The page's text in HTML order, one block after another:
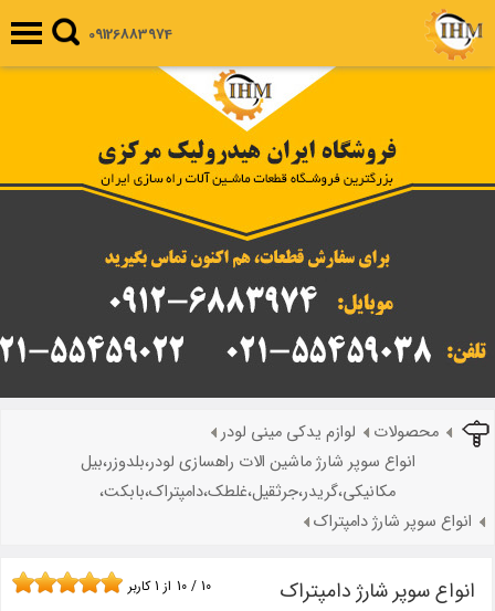
09126883974
محصولات
لوازم یدکی مینی لودر
انواع سوپر شارژ ماشین الات راهسازی لودر،بلدوزر،بیل
مکانیکی،گریدر،جرثقیل،غلطک،دامپتراک،بابکت،
انواع سوپر شارژ دامپتراک
انواع سوپر شارژ دامپتراک 10 / 10 از 1کاربر